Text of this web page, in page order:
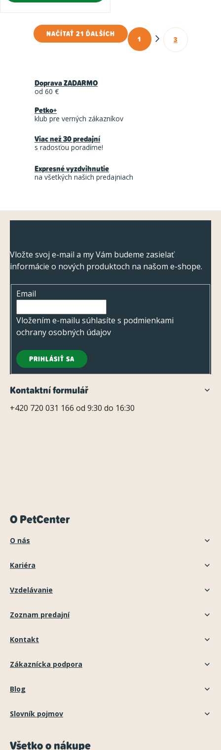
O
a
p
r
k
y
ý
p
i
NAČÍTAŤ 21 ĎALŠÍCH
S
1 3
Doprava ZADARMO
od 60 €
Petko+
klub pre verných zákazníkov
Viac než 30 predajní
s radosťou poradíme!
Expresné vyzdvihnutie
na všetkých našich predajniach
Vložte svoj e-mail a my Vám budeme zasielať
informácie o nových produktoch na našom e-shope.
Email
Vložením e-mailu súhlasíte s podmienkami
ochrany osobných údajov
PRIHLÁSIŤ SA
Kontaktní formulář
+420 720 031 166 od 9:30 do 16:30
O PetCenter
O nás
Kariéra
Vzdelávanie
Zoznam predajní
Kontakt
Zákaznícka podpora
Blog
Slovník pojmov
Všetko o nákupe